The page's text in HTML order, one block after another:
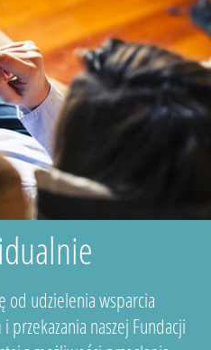
od udzielenia wsparcia
przekazania naszej Fundacji